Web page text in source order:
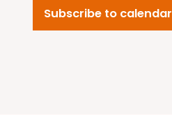
Subscribe to calendar